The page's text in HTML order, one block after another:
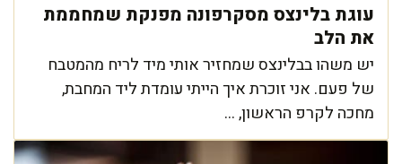
עוגת בלינצס מסקרפונה מפנקת שמחממת
את הלב
יש משהו בבלינצס שמחזיר אותי מיד לריח מהמטבח
של פעם. אני זוכרת איך הייתי עומדת ליד המחבת,
מחכה לקרפ הראשון, ...